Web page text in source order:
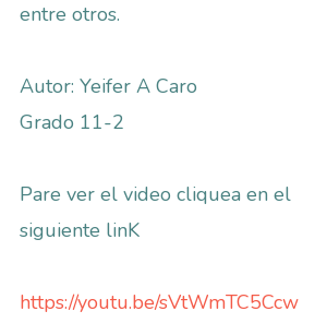
entre otros.
Autor: Yeifer A Caro
Grado 11-2
Pare ver el video cliquea en el
siguiente linK
https://youtu.be/sVtWmTC5Ccw